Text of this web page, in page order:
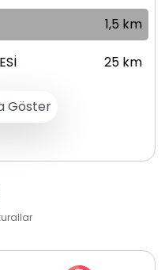
Göster
1,5 km
25 km